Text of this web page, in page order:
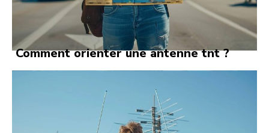
Comment orienter une antenne tnt ?